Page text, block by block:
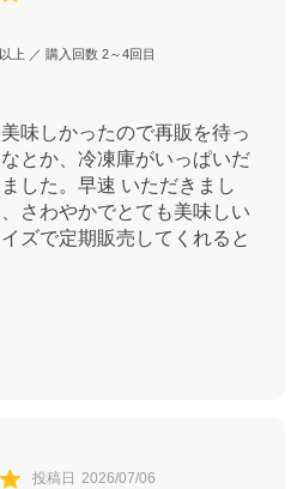
上 ／ 購入回数 2～4回目
味しかったので再販を待っ
とか、冷凍庫がいっぱいだ
した。早速 いただきまし
さわやかでとても美味しい
ズで定期販売してくれると
投稿日 2026/07/06